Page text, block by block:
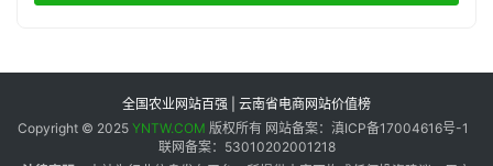
全国农业网站百强 | 云南省电商网站价值榜
Copyright © 2025 YNTW.COM 版权所有 网站备案：滇ICP备17004616号-1
联网备案：53010202001218